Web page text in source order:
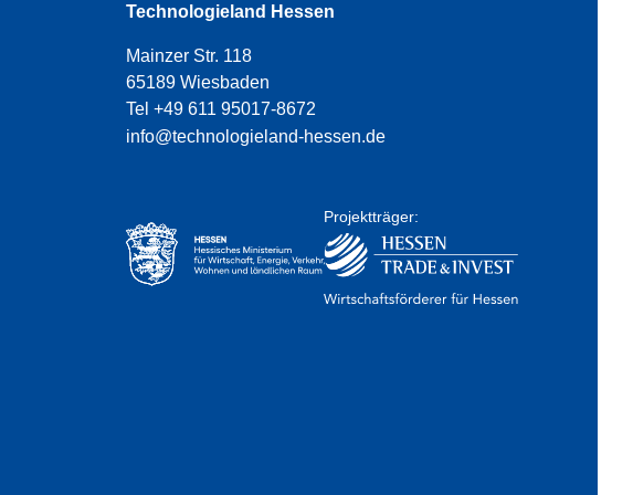
Technologieland Hessen
Mainzer Str. 118
65189 Wiesbaden
Tel +49 611 95017-8672
info@technologieland-hessen.de
Projektträger: